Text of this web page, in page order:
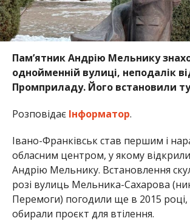
Пам’ятник Андрію Мельнику
однойменній вулиці, неподалік
Промприладу. Його встановили
Розповідає Інформатор.
Івано-Франківськ став першим і
обласним центром, у якому
Андрію Мельнику. Встановлення
розі вулиць Мельника-Сахарова
Перемоги) погодили ще в 2015 році,
обирали проєкт для втілення.